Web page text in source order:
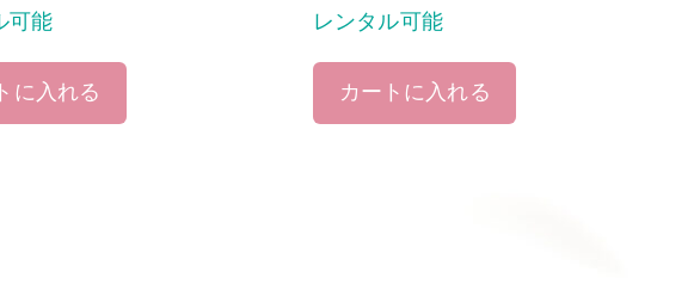
可能
に入れる
レンタル可能
カートに入れる